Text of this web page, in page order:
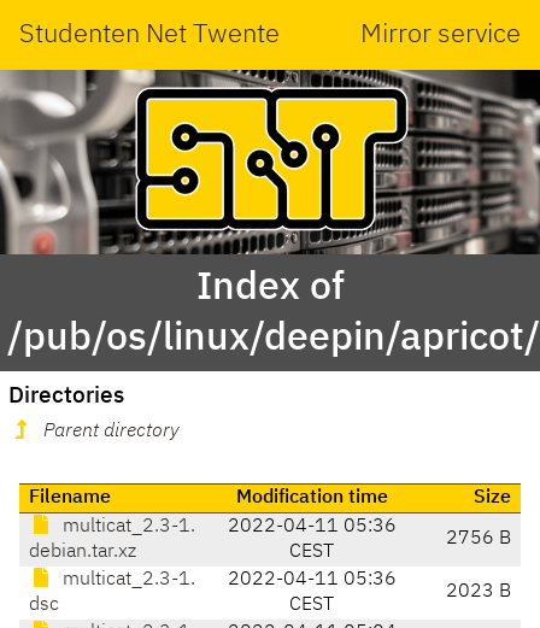
Studenten Net Twente Mirror service
Index of
/pub/os/linux/deepin/
Directories
Parent directory
Filename Modification time
Size
multicat_2.3-1.
debian.tar.xz
2022-04-11 05:36
CEST
2756 B
multicat_2.3-1.
dsc
2022-04-11 05:36
CEST
2023 B